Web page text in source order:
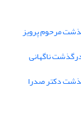
مرحوم پرویز
ناگهانی
دکتر صدرا